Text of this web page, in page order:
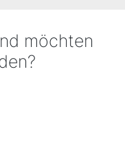
möchten